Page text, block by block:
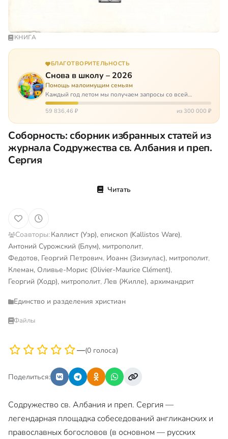
КНИГА
БЛАГОТВОРИТЕЛЬНОСТЬ
Снова в школу – 2026
Помощь малоимущим семьям
Каждый год летом мы получаем запросы со всей
России: помогите собраться в школу. Семьи с больными
детьми или родителями, семьи без пап или мам,
59 836,46 ₽ из 300 000 ₽
Соборность: сборник избранных статей из
журнала Содружества св. Албания и преп.
Сергия
Читать
Соавторы:Каллист (Уэр), епископ (Kallistos Ware),
Антоний Сурожский (Блум), митрополит,
Федотов, Георгий Петрович, Иоанн (Зизиулас), митрополит,
Клеман, Оливье-Морис (Olivier-Maurice Clément),
Георгий (Ходр), митрополит, Лев (Жилле), архимандрит
Единство и разделения христиан
Файлы
—(0 голоса)
Поделиться:
Содружество св. Албания и преп. Сергия —
легендарная площадка собеседований англиканских и
православных богословов (в основном — русских